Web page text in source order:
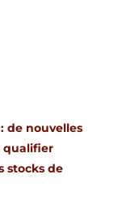
de nouvelles
qualifier
stocks de